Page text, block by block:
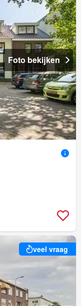
Foto bekijken
veel vraag